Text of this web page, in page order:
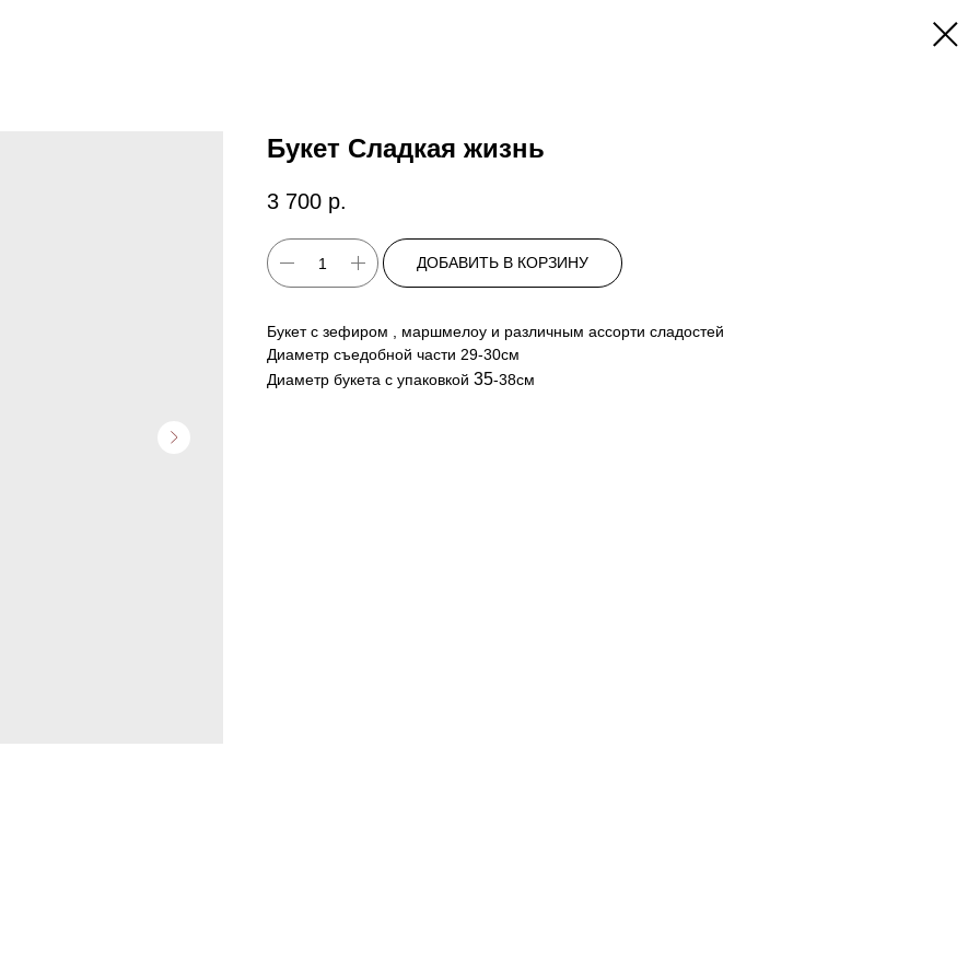
Букет Сладкая жизнь
3 700 р.
ДОБАВИТЬ В КОРЗИНУ
Букет с зефиром , маршмелоу и различным ассорти сладостей
Диаметр съедобной части 29-30см
Диаметр букета с упаковкой 35-38см